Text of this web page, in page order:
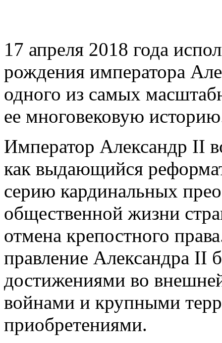
17 апреля 2018 года
рождения императора
одного из самых
ее многовековую
Император Александр II
как выдающийся
серию кардинальных
общественной жизни
отмена крепостного
правление Александра II
достижениями во
войнами и крупными
приобретениями.